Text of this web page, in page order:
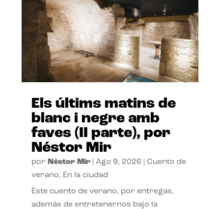
Els últims matins de
blanc i negre amb
faves (II parte), por
Néstor Mir
por Néstor Mir| Ago 9, 2026
Cuento de
verano, En la ciudad
Este cuento de verano, por entregas,
además de entretenernos bajo la